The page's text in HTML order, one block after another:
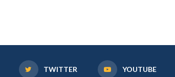
TWITTER YOUTUBE